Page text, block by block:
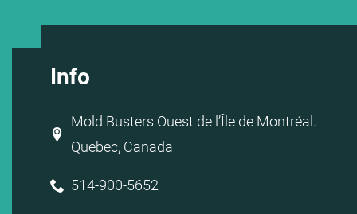
Info
Mold Busters Ouest de l’Île de Montréal.
Quebec, Canada
514-900-5652